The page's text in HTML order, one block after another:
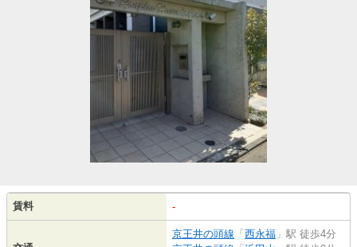
賃料 -
京王井の頭線 「 西永福 」駅 徒歩4分